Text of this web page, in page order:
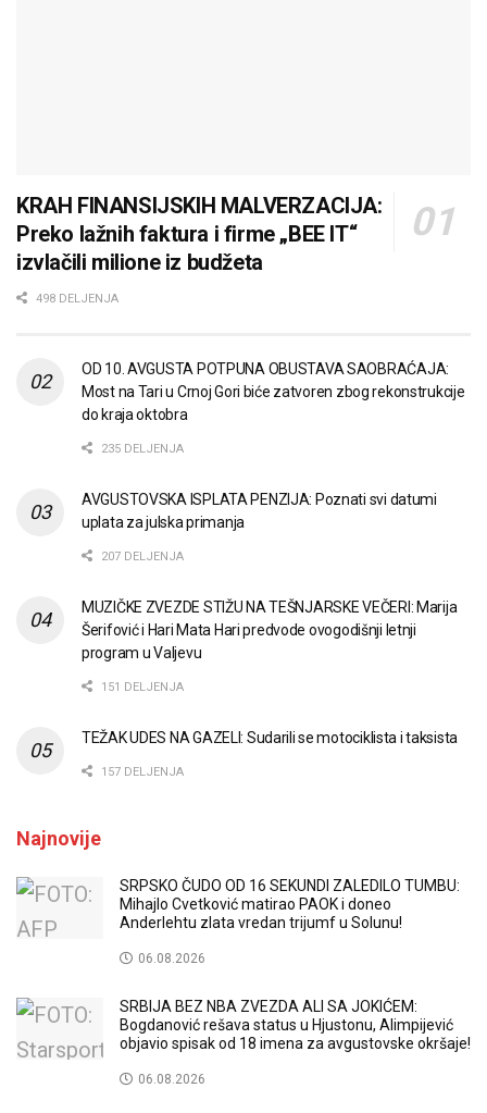
KRAH FINANSIJSKIH MALVERZACIJA:
Preko lažnih faktura i firme „BEE IT“
izvlačili milione iz budžeta
498 DELJENJA
OD 10. AVGUSTA POTPUNA OBUSTAVA SAOBRAĆAJA:
Most na Tari u Crnoj Gori biće zatvoren zbog rekonstrukcije
do kraja oktobra
235 DELJENJA
AVGUSTOVSKA ISPLATA PENZIJA: Poznati svi datumi
uplata za julska primanja
207 DELJENJA
MUZIČKE ZVEZDE STIŽU NA TEŠNJARSKE VEČERI: Marija
Šerifović i Hari Mata Hari predvode ovogodišnji letnji
program u Valjevu
151 DELJENJA
TEŽAK UDES NA GAZELI: Sudarili se motociklista i taksista
157 DELJENJA
Najnovije
SRPSKO ČUDO OD 16 SEKUNDI ZALEDILO TUMBU:
Mihajlo Cvetković matirao PAOK i doneo
Anderlehtu zlata vredan trijumf u Solunu!
06.08.2026
SRBIJA BEZ NBA ZVEZDA ALI SA JOKIĆEM:
Bogdanović rešava status u Hjustonu, Alimpijević
objavio spisak od 18 imena za avgustovske okršaje!
06.08.2026